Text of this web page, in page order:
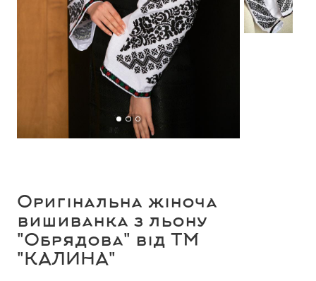
Оригінальна жіноча
вишиванка з льону
"Обрядова" від ТМ
"КАЛИНА"